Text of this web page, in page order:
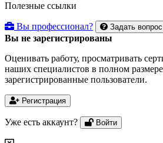
Полезные ссылки
Вы профессионал? Задать вопрос
Вы не зарегистрированы
Оценивать работу, просматривать
наших специалистов в полном
зарегистрированные пользователи.
Регистрация
Уже есть аккаунт? Войти